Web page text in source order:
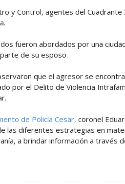
y Control, agentes del
fueron abordados por una
de su esposo.
que el agresor se
por el Delito de Violencia
de Policía Cesar, coronel
las diferentes estrategias en
a brindar información a través